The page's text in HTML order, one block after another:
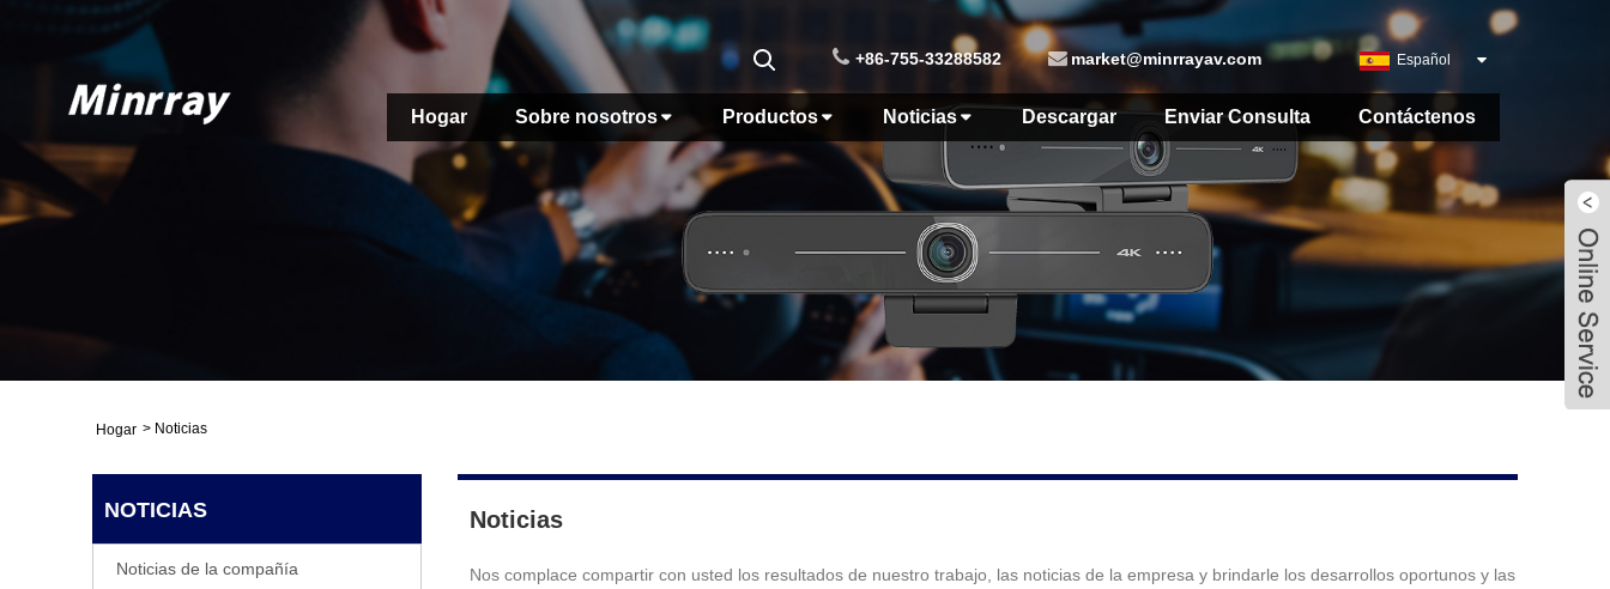
Español
+86-755-33288582 market@minrrayav.com
Hogar Sobre nosotros Productos Noticias Descargar Enviar Consulta Contáctenos
Hogar > Noticias
NOTICIAS
Noticias de la compañía
Noticias
Nos complace compartir con usted los resultados de nuestro trabajo, las noticias de la empresa y brindarle los desarrollos oportunos y las